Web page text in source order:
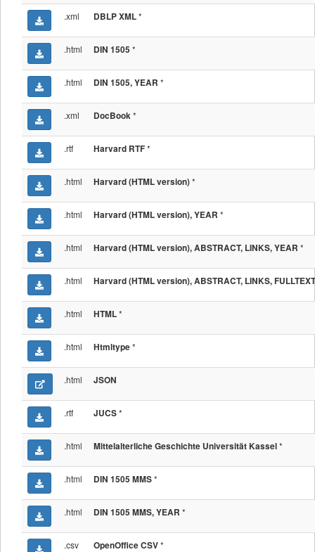
.xml DBLP XML*
.html DIN 1505 *
.html DIN 1505, YEAR *
.xml DocBook*
.rtf Harvard RTF*
.html Harvard (HTML version)*
.html Harvard (HTML version), YEAR *
.html Harvard (HTML version), ABSTRACT, LINKS, YEAR *
.html Harvard (HTML version), ABSTRACT, LINKS,
.html HTML*
.html Htmltype*
.html JSON
.rtf JUCS*
.html Mittelalterliche Geschichte Universität Kassel*
.html DIN 1505 MMS*
.html DIN 1505 MMS, YEAR *
.csv OpenOffice CSV*